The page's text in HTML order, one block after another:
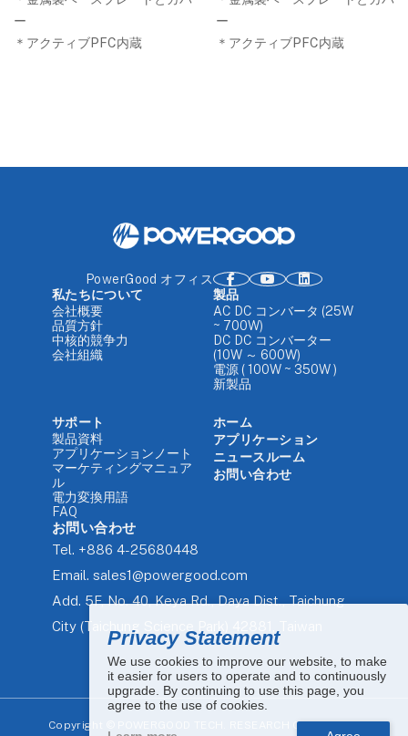
ー
＊アクティブPFC内蔵
ー
＊アクティブPFC内蔵
Privacy Statement
We use cookies to improve our website, to make
it easier for users to operate and to continuously
upgrade. By continuing to use this page, you
agree to the use of cookies.
PowerGood オフィス
私たちについて
会社概要
品質方針
中核的競争力
会社組織
製品
AC DC コンバータ (25W
~ 700W)
DC DC コンバーター
(10W ～ 600W)
電源 ( 100W ~ 350W )
新製品
サポート
製品資料
アプリケーションノート
マーケティングマニュア
ル
電力変換用語
FAQ
ホーム
アプリケーション
ニュースルーム
お問い合わせ
お問い合わせ
Tel. +886 4-25680448
Email. sales1@powergood.com
Add. 5F, No. 40, Keya Rd., Daya Dist., Taichung
City (Taichung Science Park) 42881, Taiwan
Copyright ©
POWERGOOD TECH. RESEARCH CO., LTD. All